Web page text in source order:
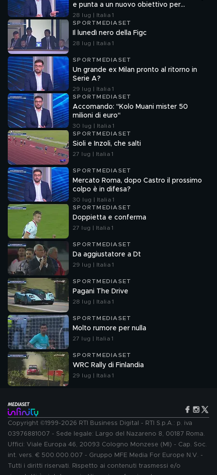
e punta a un nuovo obiettivo per
l'attacco
28 lug | Italia 1
SPORTMEDIASET
Il lunedì nero della Figc
28 lug | Italia 1
SPORTMEDIASET
Un grande ex Milan pronto al ritorno in
Serie A?
29 lug | Italia 1
SPORTMEDIASET
Accomando: "Kolo Muani mister 50
milioni di euro"
30 lug | Italia 1
SPORTMEDIASET
Sioli e Inzoli, che salti
27 lug | Italia 1
SPORTMEDIASET
Mercato Roma, dopo Castro il prossimo
colpo è in difesa?
30 lug | Italia 1
SPORTMEDIASET
Doppietta e conferma
27 lug | Italia 1
SPORTMEDIASET
Da aggiustatore a Dt
29 lug | Italia 1
SPORTMEDIASET
Pagani The Drive
28 lug | Italia 1
SPORTMEDIASET
Molto rumore per nulla
27 lug | Italia 1
SPORTMEDIASET
WRC Rally di Finlandia
29 lug | Italia 1
Copyright ©1999-2026 RTI Business Digital - RTI S.p.A.: p. iva
03976881007 - Sede legale: Largo del Nazareno 8, 00187 Roma.
Uffici: Viale Europa 46, 20093 Cologno Monzese (MI) - Cap. Soc.
int. vers. € 500.000.007 - Gruppo MFE Media For Europe N.V. -
Tutti i diritti riservati. Rispetto ai contenuti trasmessi e/o